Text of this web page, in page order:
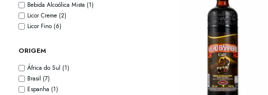
Bebida Alcoólica Mista (1)
Licor Creme (2)
Licor Fino (6)
ORIGEM
África do Sul (1)
Brasil (7)
Espanha (1)